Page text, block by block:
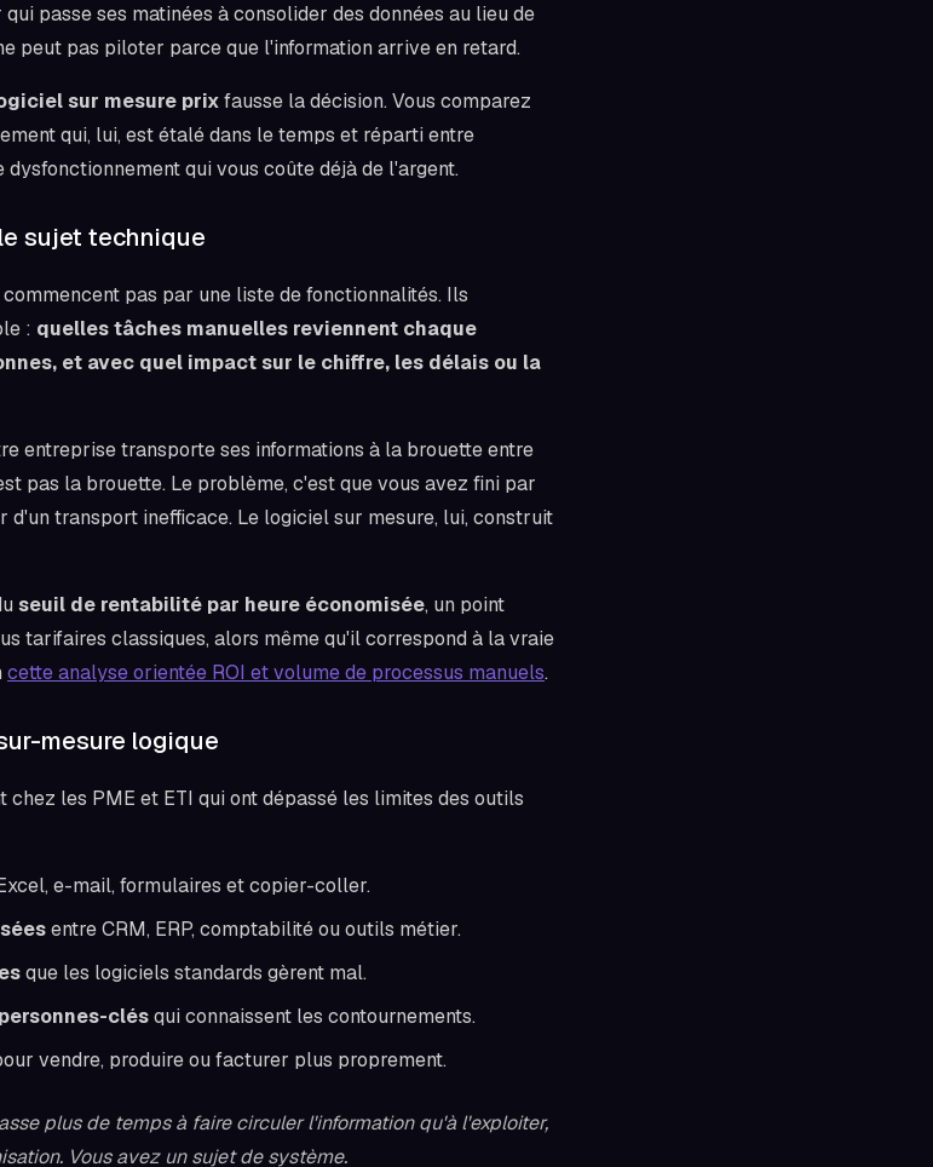
passe ses matinées à consolider des données au lieu de
peut pas piloter parce que l'information arrive en retard.
sur mesure prixfausse la décision. Vous comparez
qui, lui, est étalé dans le temps et réparti entre
qui vous coûte déjà de l'argent.
sujet technique
pas par une liste de fonctionnalités. Ils
: quelles tâches manuelles reviennent chaque
et avec quel impact sur le chiffre, les délais ou la
entreprise transporte ses informations à la brouette entre
pas la brouette. Le problème, c'est que vous avez fini par
transport inefficace. Le logiciel sur mesure, lui, construit
seuil de rentabilité par heure économisée, un point
tarifaires classiques, alors même qu'il correspond à la vraie
cette analyse orientée ROI et volume de processus manuels.
mesure logique
chez les PME et ETI qui ont dépassé les limites des outils
e-mail, formulaires et copier-coller.
entre CRM, ERP, comptabilité ou outils métier.
que les logiciels standards gèrent mal.
clésqui connaissent les contournements.
vendre, produire ou facturer plus proprement.
plus de temps à faire circuler l'information qu'à l'exploiter,
Vous avez un sujet de système.